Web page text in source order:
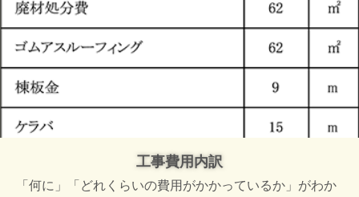
工事費用内訳
「何に」「どれくらいの費用がかかっているか」がわか